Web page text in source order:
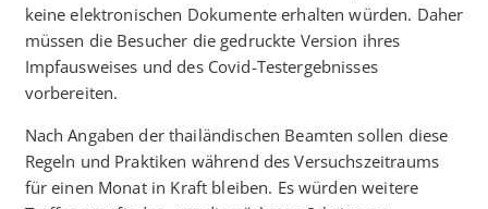
keine elektronischen Dokumente erhalten würden. Daher
müssen die Besucher die gedruckte Version ihres
Impfausweises und des Covid-Testergebnisses
vorbereiten.
Nach Angaben der thailändischen Beamten sollen diese
Regeln und Praktiken während des Versuchszeitraums
für einen Monat in Kraft bleiben. Es würden weitere